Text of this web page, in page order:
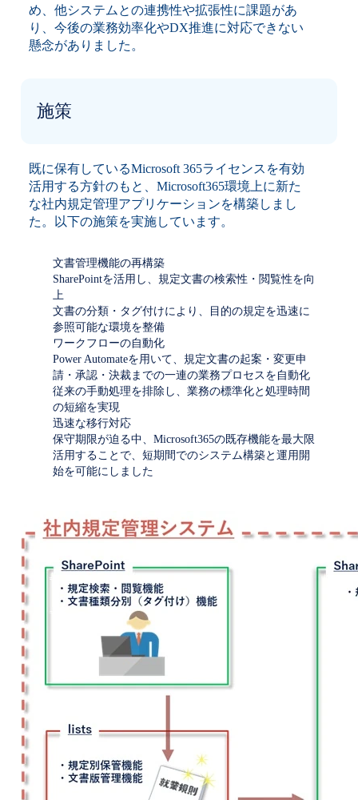
め、他システムとの連携性や拡張性に課題があ
り、今後の業務効率化やDX推進に対応できない
懸念がありました。
施策
既に保有しているMicrosoft 365ライセンスを有効
活用する方針のもと、Microsoft365環境上に新た
な社内規定管理アプリケーションを構築しまし
た。以下の施策を実施しています。
文書管理機能の再構築
SharePointを活用し、規定文書の検索性・閲覧性を向
上
文書の分類・タグ付けにより、目的の規定を迅速に
参照可能な環境を整備
ワークフローの自動化
Power Automateを用いて、規定文書の起案・変更申
請・承認・決裁までの一連の業務プロセスを自動化
従来の手動処理を排除し、業務の標準化と処理時間
の短縮を実現
迅速な移行対応
保守期限が迫る中、Microsoft365の既存機能を最大限
活用することで、短期間でのシステム構築と運用開
始を可能にしました